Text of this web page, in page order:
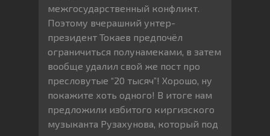
межгосударственный конфликт.
Поэтому вчерашний унтер-
президент Токаев предпочёл
ограничиться полунамеками, в затем
вообще удалил свой же пост про
пресловутые “20 тысяч”! Хорошо, ну
покажите хоть одного! В итоге нам
предложили избитого киргизского
музыканта Рузахунова, который под